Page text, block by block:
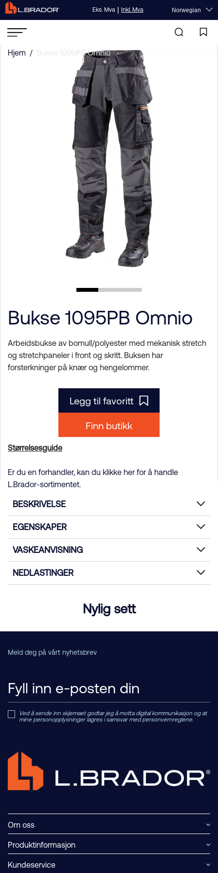
Eks. Mva | Inkl. Mva Norwegian
Hjem / Bukse 1095PB Omnio
Bukse 1095PB Omnio
Arbeidsbukse av bomull/polyester med mekanisk stretch
og stretchpaneler i front og skritt. Buksen har
forsterkninger på knær og hengelommer.
Legg til favoritt
Finn butikk
Størrelsesguide
Er du en forhandler, kan du klikke her for å handle
L.Brador-sortimentet.
BESKRIVELSE
EGENSKAPER
VASKEANVISNING
NEDLASTINGER
Nylig sett
Meld deg på vårt nyhetsbrev
Ved å sende inn skjemaet godtar jeg å motta digital kommunikasjon og at
mine personopplysninger lagres i samsvar med personvernreglene.
Om oss
Produktinformasjon
Kundeservice